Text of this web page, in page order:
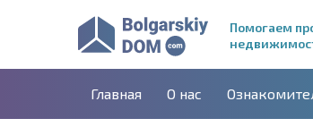
Помогаем
Главная О нас